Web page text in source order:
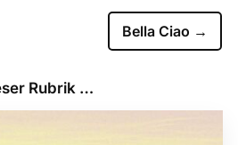
Bella Ciao →
Rubrik …